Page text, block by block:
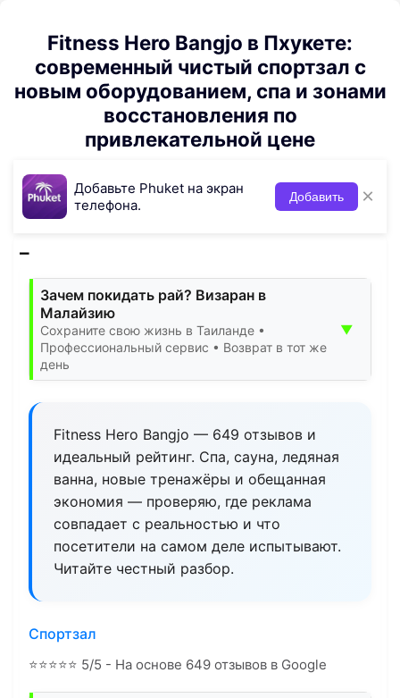
Fitness Hero Bangjo в Пхукете:
современный чистый спортзал с
новым оборудованием, спа и зонами
восстановления по
привлекательной цене
Добавьте Phuket на экран
телефона.
Добавить ×
Зачем покидать рай? Визаран в
Малайзию
Сохраните свою жизнь в Таиланде •
Профессиональный сервис • Возврат в тот же
день
▼
Fitness Hero Bangjo — 649 отзывов и
идеальный рейтинг. Спа, сауна, ледяная
ванна, новые тренажёры и обещанная
экономия — проверяю, где реклама
совпадает с реальностью и что
посетители на самом деле испытывают.
Читайте честный разбор.
Спортзал
⭐⭐⭐⭐⭐ 5/5 - На основе 649 отзывов в Google